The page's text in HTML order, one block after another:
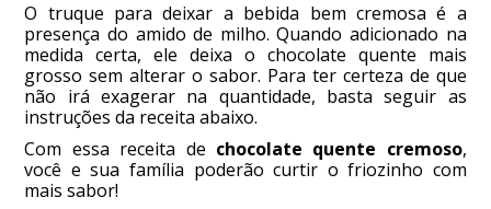
O truque para deixar a bebida bem cremosa é a
presença do amido de milho. Quando adicionado na
medida certa, ele deixa o chocolate quente mais
grosso sem alterar o sabor. Para ter certeza de que
não irá exagerar na quantidade, basta seguir as
instruções da receita abaixo.
Com essa receita de chocolate quente cremoso,
você e sua família poderão curtir o friozinho com
mais sabor!